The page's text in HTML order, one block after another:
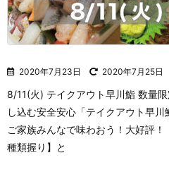
2020年7月23日 2020年7月25日
8/11(火) テイクアウト早川鮨 数量
し込む安全安心「テイクアウト早
ご家族みんなで味わおう！大好評
種類握り】と